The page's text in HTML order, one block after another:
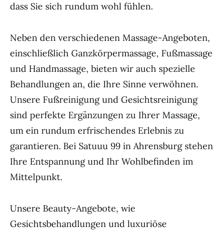
dass Sie sich rundum wohl fühlen.
Neben den verschiedenen Massage-Angeboten,
einschließlich Ganzkörpermassage, Fußmassage
und Handmassage, bieten wir auch spezielle
Behandlungen an, die Ihre Sinne verwöhnen.
Unsere Fußreinigung und Gesichtsreinigung
sind perfekte Ergänzungen zu Ihrer Massage,
um ein rundum erfrischendes Erlebnis zu
garantieren. Bei Satuuu 99 in Ahrensburg stehen
Ihre Entspannung und Ihr Wohlbefinden im
Mittelpunkt.
Unsere Beauty-Angebote, wie
Gesichtsbehandlungen und luxuriöse